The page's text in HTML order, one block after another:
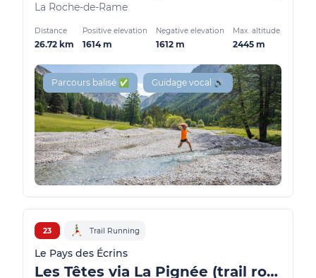
La Roche-de-Rame
Distance
26.72 km
Positive elevation
1614 m
Negative elevation
1612 m
Max. altitude
2445 m
Parcours balisé ✅ Guidage vocal 🔊
23 Trail Running
Le Pays des Écrins
Les Têtes via La Pignée (trail route no. 23)